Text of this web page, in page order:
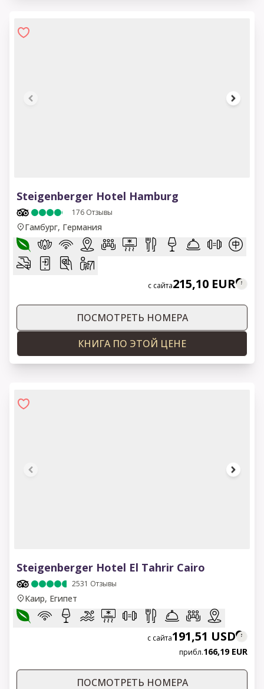
Steigenberger Hotel Hamburg
176 Отзывы
Гамбург, Германия
с сайта215,10 EUR
ПОСМОТРЕТЬ НОМЕРА
КНИГА ПО ЭТОЙ ЦЕНЕ
Steigenberger Hotel El Tahrir Cairo
2531 Отзывы
Каир, Египет
с сайта191,51 USD
прибл.166,19 EUR
ПОСМОТРЕТЬ НОМЕРА